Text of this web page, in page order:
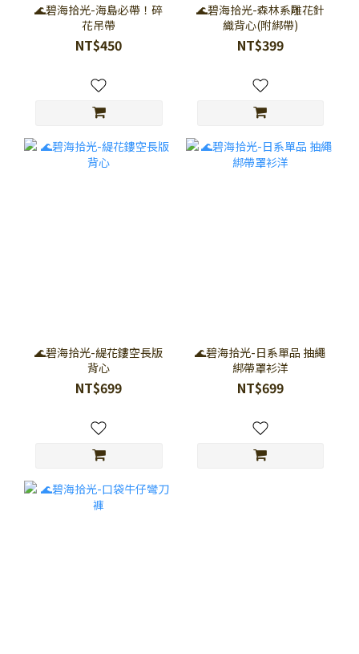
🌊碧海拾光-海島必帶！碎
花吊帶
NT$450
🌊碧海拾光-森林系雕花針
織背心(附綁帶)
NT$399
🌊碧海拾光-緹花鏤空長版
背心
NT$699
🌊碧海拾光-日系單品 抽繩
綁帶罩衫洋
NT$699